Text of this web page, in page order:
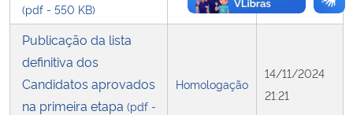
(pdf - 550 KB)
Publicação da lista
definitiva dos
Candidatos aprovados
na primeira etapa (pdf -
Homologação
14/11/2024
21:21